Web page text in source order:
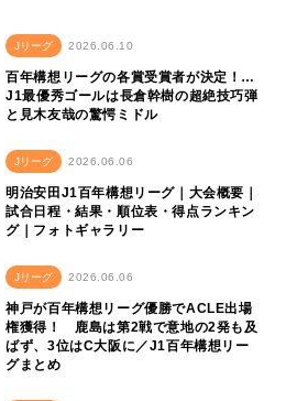
Jリーグ 2026.06.10
百年構想リーグの各賞受賞者が決定！…
J1最優秀ゴールは長倉幹樹の超絶技巧弾
と見木友哉の驚愕ミドル
Jリーグ 2026.06.06
明治安田J1百年構想リーグ｜大会概要｜
試合日程・結果・順位表・得点ランキン
グ｜フォトギャラリー
Jリーグ 2026.06.06
神戸が百年構想リーグ優勝でACLE出場
権獲得！ 鹿島は第2戦で意地の2発も及
ばず、3位はC大阪に／J1百年構想リー
グまとめ